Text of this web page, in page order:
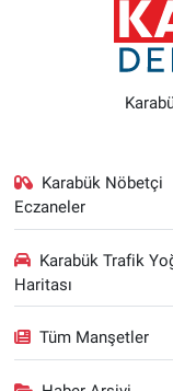
Karabük Nöbetçi
Eczaneler
Karabük Trafik
Haritası
Tüm Manşetler